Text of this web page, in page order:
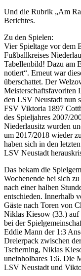
Und die Rubrik „Am
Berichtes.
Zu den Spielen:
Vier Spieltage vor dem
Fußballkreises
Tabellenbild! Dazu am
notiert“. Erneut war
überschattet. Der
Meisterschaftsfavoriten
den LSV Neustadt nun
FSV Viktoria 1897
des Spieljahres 2007/
Niederlausitz wurden
um 2017/2018 wieder
haben sich in den
LSV Neustadt
Das bekam die
Wochenende bei sich
nach einer halben
entschieden. Innerhalb
Gäste nach Toren von
Niklas Kiesow (33.) auf
bei der
Eddie Mann der 1:3
Dreierpack zwischen
Tscherning, Niklas
uneinholbares 1:6. Die
LSV Neustadt und